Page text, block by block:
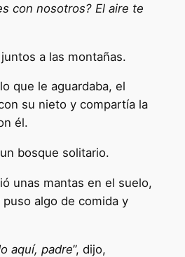
con nosotros? El aire te
a las montañas.
que le aguardaba, el
su nieto y compartía la
él.
bosque solitario.
unas mantas en el suelo,
algo de comida y
aquí, padre”, dijo,